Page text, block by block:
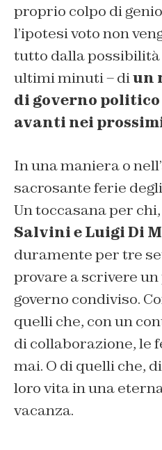
proprio colpo di
l’ipotesi voto non
tutto dalla possibilità
ultimi minuti – diun
di governo
avanti nei
In una maniera o
sacrosante ferie
Un toccasana per
Salvini e Luigi Di
duramente per tre
provare a scrivere
governo condiviso.
quelli che, con un
di collaborazione, le
mai. O di quelli che,
loro vita in una
vacanza.